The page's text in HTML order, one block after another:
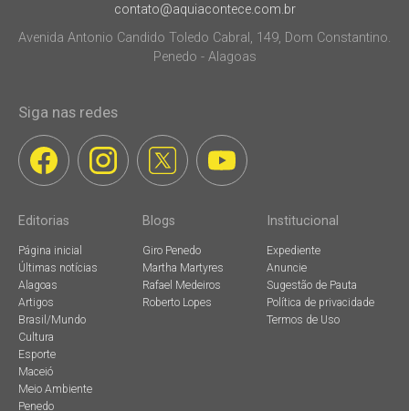
contato@aquiacontece.com.br
Avenida Antonio Candido Toledo Cabral, 149, Dom Constantino.
Penedo - Alagoas
Siga nas redes
Editorias
Página inicial
Últimas notícias
Alagoas
Artigos
Brasil/Mundo
Cultura
Esporte
Maceió
Meio Ambiente
Penedo
Blogs
Giro Penedo
Martha Martyres
Rafael Medeiros
Roberto Lopes
Institucional
Expediente
Anuncie
Sugestão de Pauta
Política de privacidade
Termos de Uso